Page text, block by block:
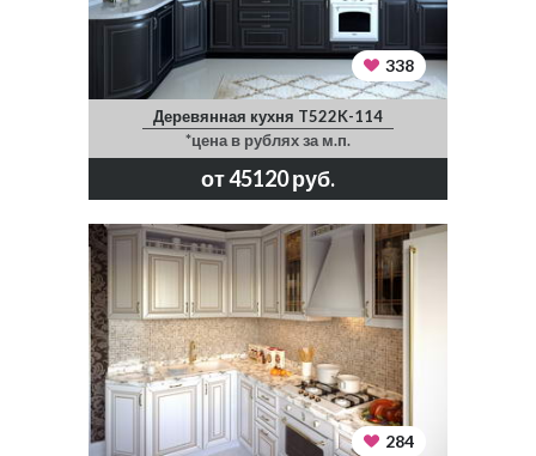
338
Деревянная кухня T522K-114
*цена в рублях за м.п.
от 45120 руб.
284